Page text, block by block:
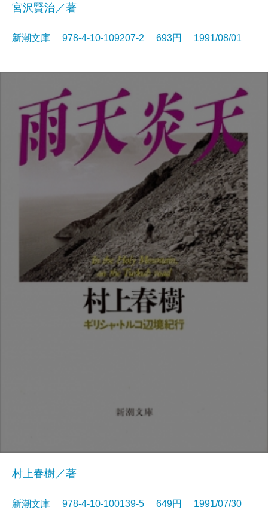
宮沢賢治／著
新潮文庫 978-4-10-109207-2 693円 1991/08/01
村上春樹／著
新潮文庫 978-4-10-100139-5 649円 1991/07/30